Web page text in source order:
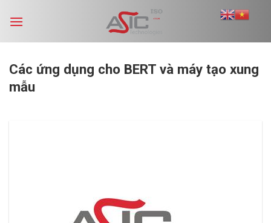
Các ứng dụng cho BERT và máy tạo xung
mẫu